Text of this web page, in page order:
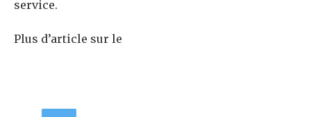
service.
Plus d’article sur le